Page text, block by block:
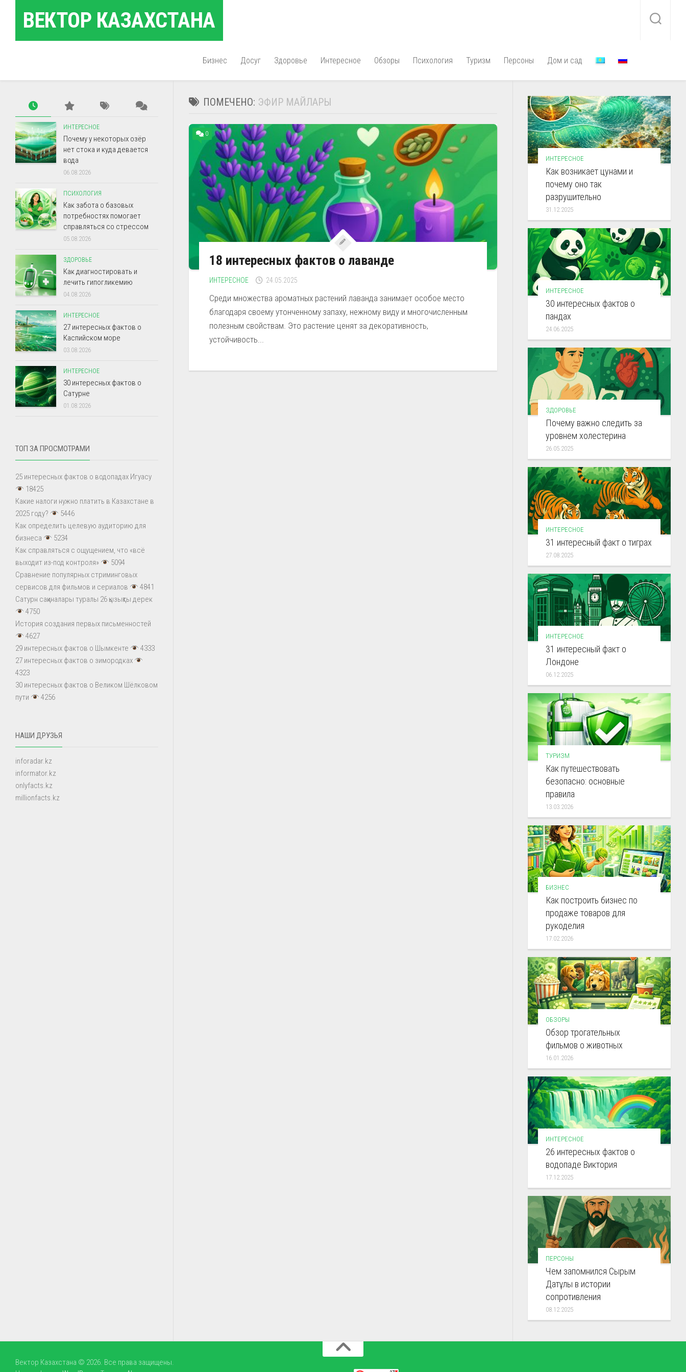
содержаниюВЕКТОР КАЗАХСТАНА
Бизнес Досуг Здоровье Интересное Обзоры Психология Туризм Персоны Дом и сад
ПОМЕЧЕНО: ЭФИР МАЙЛАРЫ
0
18 интересных фактов о лаванде
ИНТЕРЕСНОЕ 24.05.2025
Среди множества ароматных растений лаванда занимает особое место
благодаря своему утонченному запаху, нежному виду и многочисленным
полезным свойствам. Это растение ценят за декоративность,
устойчивость...
ИНТЕРЕСНОЕ
Почему у некоторых озёр
нет стока и куда девается
вода
06.08.2026
ПСИХОЛОГИЯ
Как забота о базовых
потребностях помогает
справляться со стрессом
05.08.2026
ЗДОРОВЬЕ
Как диагностировать и
лечить гипогликемию
04.08.2026
ИНТЕРЕСНОЕ
27 интересных фактов о
Каспийском море
03.08.2026
ИНТЕРЕСНОЕ
30 интересных фактов о
Сатурне
01.08.2026
ТОП ЗА ПРОСМОТРАМИ
25 интересных фактов о водопадах Игуасу
18425
Какие налоги нужно платить в Казахстане в
2025 году?
5446
Как определить целевую аудиторию для
бизнеса
5234
Как справляться с ощущением, что «всё
выходит из-под контроля»
5094
Сравнение популярных стриминговых
сервисов для фильмов и сериалов
4841
Сатурн сақиналары туралы 26 қызықты дерек
4750
История создания первых письменностей
4627
29 интересных фактов о Шымкенте
4333
27 интересных фактов о зимородках
4323
30 интересных фактов о Великом Шёлковом
пути
4256
НАШИ ДРУЗЬЯ
inforadar.kz
informator.kz
onlyfacts.kz
millionfacts.kz
ИНТЕРЕСНОЕ
Как возникает цунами и
почему оно так
разрушительно
31.12.2025
ИНТЕРЕСНОЕ
30 интересных фактов о
пандах
24.06.2025
ЗДОРОВЬЕ
Почему важно следить за
уровнем холестерина
26.05.2025
ИНТЕРЕСНОЕ
31 интересный факт о тиграх
27.08.2025
ИНТЕРЕСНОЕ
31 интересный факт о
Лондоне
06.12.2025
ТУРИЗМ
Как путешествовать
безопасно: основные
правила
13.03.2026
БИЗНЕС
Как построить бизнес по
продаже товаров для
рукоделия
17.02.2026
ОБЗОРЫ
Обзор трогательных
фильмов о животных
16.01.2026
ИНТЕРЕСНОЕ
26 интересных фактов о
водопаде Виктория
17.12.2025
ПЕРСОНЫ
Чем запомнился Сырым
Датұлы в истории
сопротивления
08.12.2025
Вектор Казахстана © 2026. Все права защищены.